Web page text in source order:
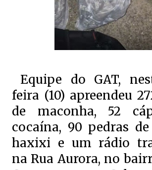
Equipe do GAT,
feira (10) apreendeu
de maconha, 52
cocaína, 90 pedras
haxixi e um rádio
na Rua Aurora, no